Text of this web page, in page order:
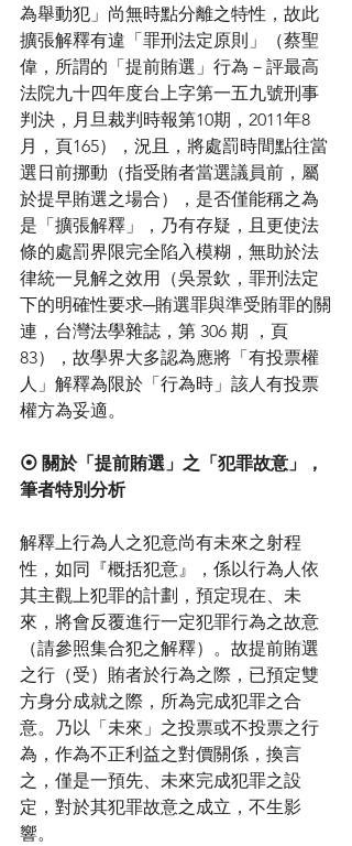
為舉動犯」尚無時點分離之特性，故此
擴張解釋有違「罪刑法定原則」（蔡聖
偉，所謂的「提前賄選」行為－評最高
法院九十四年度台上字第一五九號刑事
判決，月旦裁判時報第10期，2011年8
月，頁165），況且，將處罰時間點往當
選日前挪動（指受賄者當選議員前，屬
於提早賄選之場合），是否僅能稱之為
是「擴張解釋」，乃有存疑，且更使法
條的處罰界限完全陷入模糊，無助於法
律統一見解之效用（吳景欽，罪刑法定
下的明確性要求─賄選罪與準受賄罪的關
連，台灣法學雜誌，第 306 期 ，頁
83），故學界大多認為應將「有投票權
人」解釋為限於「行為時」該人有投票
權方為妥適。
⦿ 關於「提前賄選」之「犯罪故意」，
筆者特別分析
解釋上行為人之犯意尚有未來之射程
性，如同『概括犯意』，係以行為人依
其主觀上犯罪的計劃，預定現在、未
來，將會反覆進行一定犯罪行為之故意
（請參照集合犯之解釋）。故提前賄選
之行（受）賄者於行為之際，已預定雙
方身分成就之際，所為完成犯罪之合
意。乃以「未來」之投票或不投票之行
為，作為不正利益之對價關係，換言
之，僅是一預先、未來完成犯罪之設
定，對於其犯罪故意之成立，不生影
響。